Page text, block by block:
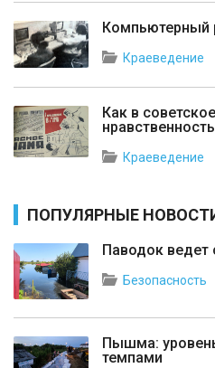
Компьютерный
Краеведение
Как в
нравственность
Краеведение
ПОПУЛЯРНЫЕ
Паводок ведет
Безопасность
Пышма:
темпами